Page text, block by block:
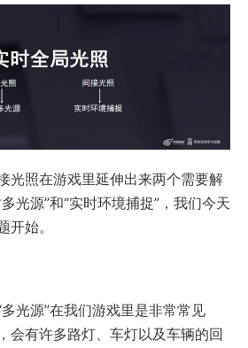
光照在游戏里延伸出来两个需要解
光源”和“实时环境捕捉”，我们今天
开始。
光源”在我们游戏里是非常常见
会有许多路灯、车灯以及车辆的回